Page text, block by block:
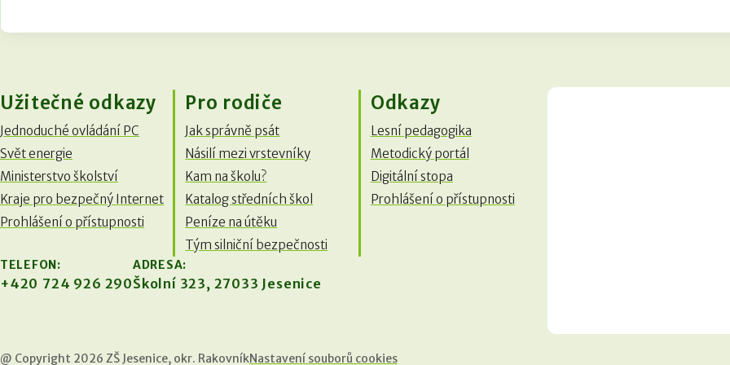
Užitečné odkazy
Jednoduché ovládání PC
Svět energie
Ministerstvo školství
Kraje pro bezpečný Internet
Prohlášení o přístupnosti
Pro rodiče
Jak správně psát
Násilí mezi vrstevníky
Kam na školu?
Katalog středních škol
Peníze na útěku
Tým silniční bezpečnosti
Odkazy
Lesní pedagogika
Metodický portál
Digitální stopa
Prohlášení o přístupnosti
TELEFON:
+420 724 926 290
ADRESA:
Školní 323, 27033 Jesenice
@ Copyright 2026 ZŠ Jesenice, okr. RakovníkNastavení souborů cookies